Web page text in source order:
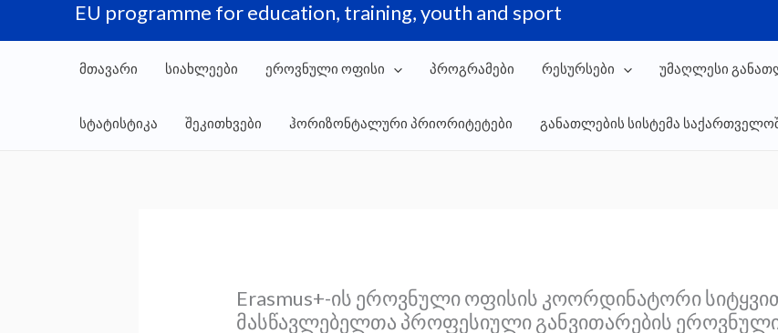
EU programme for education, training, youth and sport
მთავარი სიახლეები ეროვნული ოფისი პროგრამები რესურსები უმაღლესი
სტატისტიკა შეკითხვები ჰორიზონტალური პრიორიტეტები განათლების სისტემა
Erasmus+-ის ეროვნული ოფისის კოორდინატორი
მასწავლებელთა პროფესიული განვითარების